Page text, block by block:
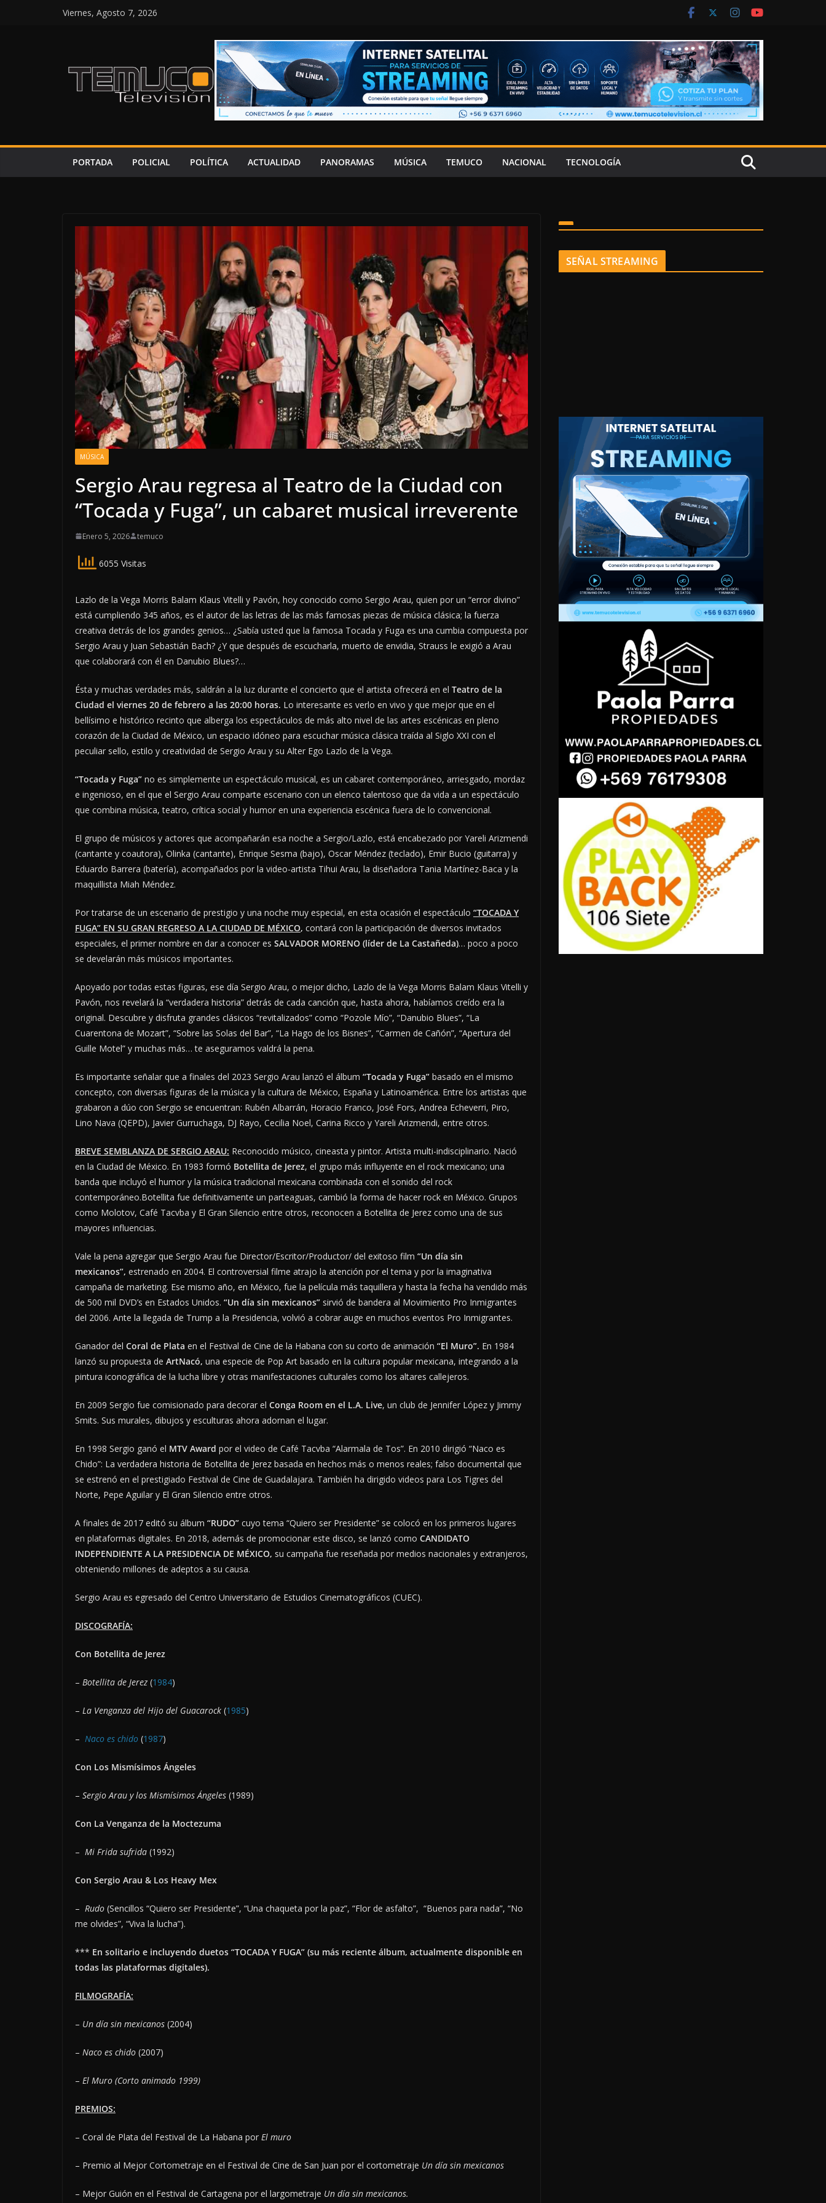
Viernes, Agosto 7, 2026
PORTADA POLICIAL POLÍTICA ACTUALIDAD PANORAMAS MÚSICA TEMUCO NACIONAL TECNOLOGÍA
MÚSICA
Sergio Arau regresa al Teatro de la Ciudad con
“Tocada y Fuga”, un cabaret musical irreverente
Enero 5, 2026 temuco
6055 Visitas
Lazlo de la Vega Morris Balam Klaus Vitelli y Pavón, hoy conocido como Sergio Arau, quien por un “error divino”
está cumpliendo 345 años, es el autor de las letras de las más famosas piezas de música clásica; la fuerza
creativa detrás de los grandes genios… ¿Sabía usted que la famosa Tocada y Fuga es una cumbia compuesta por
Sergio Arau y Juan Sebastián Bach? ¿Y que después de escucharla, muerto de envidia, Strauss le exigió a Arau
que colaborará con él en Danubio Blues?…
Ésta y muchas verdades más, saldrán a la luz durante el concierto que el artista ofrecerá en el Teatro de la
Ciudad el viernes 20 de febrero a las 20:00 horas. Lo interesante es verlo en vivo y que mejor que en el
bellísimo e histórico recinto que alberga los espectáculos de más alto nivel de las artes escénicas en pleno
corazón de la Ciudad de México, un espacio idóneo para escuchar música clásica traída al Siglo XXI con el
peculiar sello, estilo y creatividad de Sergio Arau y su Alter Ego Lazlo de la Vega.
“Tocada y Fuga” no es simplemente un espectáculo musical, es un cabaret contemporáneo, arriesgado, mordaz
e ingenioso, en el que el Sergio Arau comparte escenario con un elenco talentoso que da vida a un espectáculo
que combina música, teatro, crítica social y humor en una experiencia escénica fuera de lo convencional.
El grupo de músicos y actores que acompañarán esa noche a Sergio/Lazlo, está encabezado por Yareli Arizmendi
(cantante y coautora), Olinka (cantante), Enrique Sesma (bajo), Oscar Méndez (teclado), Emir Bucio (guitarra) y
Eduardo Barrera (batería), acompañados por la video-artista Tihui Arau, la diseñadora Tania Martínez-Baca y la
maquillista Miah Méndez.
Por tratarse de un escenario de prestigio y una noche muy especial, en esta ocasión el espectáculo “TOCADA Y
FUGA” EN SU GRAN REGRESO A LA CIUDAD DE MÉXICO, contará con la participación de diversos invitados
especiales, el primer nombre en dar a conocer es SALVADOR MORENO (líder de La Castañeda)… poco a poco
se develarán más músicos importantes.
Apoyado por todas estas figuras, ese día Sergio Arau, o mejor dicho, Lazlo de la Vega Morris Balam Klaus Vitelli y
Pavón, nos revelará la “verdadera historia” detrás de cada canción que, hasta ahora, habíamos creído era la
original. Descubre y disfruta grandes clásicos “revitalizados” como “Pozole Mío”, “Danubio Blues”, “La
Cuarentona de Mozart”, “Sobre las Solas del Bar”, “La Hago de los Bisnes”, “Carmen de Cañón”, “Apertura del
Guille Motel” y muchas más… te aseguramos valdrá la pena.
Es importante señalar que a finales del 2023 Sergio Arau lanzó el álbum “Tocada y Fuga” basado en el mismo
concepto, con diversas figuras de la música y la cultura de México, España y Latinoamérica. Entre los artistas que
grabaron a dúo con Sergio se encuentran: Rubén Albarrán, Horacio Franco, José Fors, Andrea Echeverri, Piro,
Lino Nava (QEPD), Javier Gurruchaga, DJ Rayo, Cecilia Noel, Carina Ricco y Yareli Arizmendi, entre otros.
BREVE SEMBLANZA DE SERGIO ARAU: Reconocido músico, cineasta y pintor. Artista multi-indisciplinario. Nació
en la Ciudad de México. En 1983 formó Botellita de Jerez, el grupo más influyente en el rock mexicano; una
banda que incluyó el humor y la música tradicional mexicana combinada con el sonido del rock
contemporáneo.Botellita fue definitivamente un parteaguas, cambió la forma de hacer rock en México. Grupos
como Molotov, Café Tacvba y El Gran Silencio entre otros, reconocen a Botellita de Jerez como una de sus
mayores influencias.
Vale la pena agregar que Sergio Arau fue Director/Escritor/Productor/ del exitoso film “Un día sin
mexicanos”, estrenado en 2004. El controversial filme atrajo la atención por el tema y por la imaginativa
campaña de marketing. Ese mismo año, en México, fue la película más taquillera y hasta la fecha ha vendido más
de 500 mil DVD’s en Estados Unidos. “Un día sin mexicanos” sirvió de bandera al Movimiento Pro Inmigrantes
del 2006. Ante la llegada de Trump a la Presidencia, volvió a cobrar auge en muchos eventos Pro Inmigrantes.
Ganador del Coral de Plata en el Festival de Cine de la Habana con su corto de animación “El Muro”. En 1984
lanzó su propuesta de ArtNacó, una especie de Pop Art basado en la cultura popular mexicana, integrando a la
pintura iconográfica de la lucha libre y otras manifestaciones culturales como los altares callejeros.
En 2009 Sergio fue comisionado para decorar el Conga Room en el L.A. Live, un club de Jennifer López y Jimmy
Smits. Sus murales, dibujos y esculturas ahora adornan el lugar.
En 1998 Sergio ganó el MTV Award por el video de Café Tacvba “Alarmala de Tos”. En 2010 dirigió “Naco es
Chido”: La verdadera historia de Botellita de Jerez basada en hechos más o menos reales; falso documental que
se estrenó en el prestigiado Festival de Cine de Guadalajara. También ha dirigido videos para Los Tigres del
Norte, Pepe Aguilar y El Gran Silencio entre otros.
A finales de 2017 editó su álbum “RUDO” cuyo tema “Quiero ser Presidente” se colocó en los primeros lugares
en plataformas digitales. En 2018, además de promocionar este disco, se lanzó como CANDIDATO
INDEPENDIENTE A LA PRESIDENCIA DE MÉXICO, su campaña fue reseñada por medios nacionales y extranjeros,
obteniendo millones de adeptos a su causa.
Sergio Arau es egresado del Centro Universitario de Estudios Cinematográficos (CUEC).
DISCOGRAFÍA:
Con Botellita de Jerez
– Botellita de Jerez (1984)
– La Venganza del Hijo del Guacarock (1985)
– Naco es chido (1987)
Con Los Mismísimos Ángeles
– Sergio Arau y los Mismísimos Ángeles (1989)
Con La Venganza de la Moctezuma
– Mi Frida sufrida (1992)
Con Sergio Arau & Los Heavy Mex
– Rudo (Sencillos “Quiero ser Presidente”, “Una chaqueta por la paz”, “Flor de asfalto”, “Buenos para nada”, “No
me olvides”, “Viva la lucha”).
*** En solitario e incluyendo duetos “TOCADA Y FUGA” (su más reciente álbum, actualmente disponible en
todas las plataformas digitales).
FILMOGRAFÍA:
– Un día sin mexicanos (2004)
– Naco es chido (2007)
– El Muro (Corto animado 1999)
PREMIOS:
– Coral de Plata del Festival de La Habana por El muro
– Premio al Mejor Cortometraje en el Festival de Cine de San Juan por el cortometraje Un día sin mexicanos
– Mejor Guión en el Festival de Cartagena por el largometraje Un día sin mexicanos.
SEÑAL STREAMING